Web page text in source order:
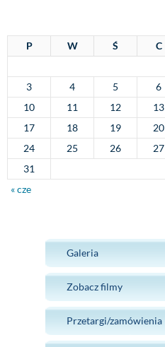
P W Ś C
3
4 5 6
10
11 12 13
17
18 19 20
24
25 26 27
31
« cze
Galeria
Zobacz filmy
Przetargi/zamówienia